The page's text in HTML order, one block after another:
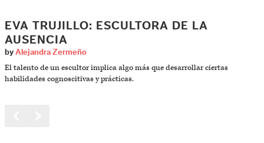
EVA TRUJILLO: ESCULTORA DE LA
AUSENCIA
by Alejandra Zermeño
El talento de un escultor implica algo más que desarrollar ciertas
habilidades cognoscitivas y prácticas.